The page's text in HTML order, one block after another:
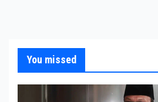
You missed